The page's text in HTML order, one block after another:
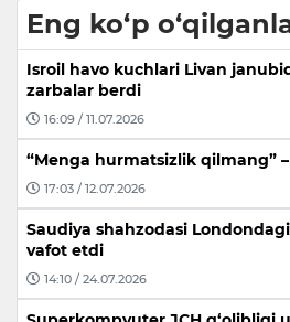
Eng ko‘p
Isroil havo kuchlari Livan
zarbalar berdi
16:09 / 11.07.2026
“Menga hurmatsizlik qilmang” –
17:03 / 12.07.2026
Saudiya shahzodasi
vafot etdi
14:10 / 24.07.2026